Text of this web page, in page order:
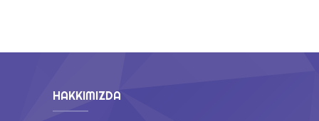
Yönetim Paneli
HAKKIMIZDA